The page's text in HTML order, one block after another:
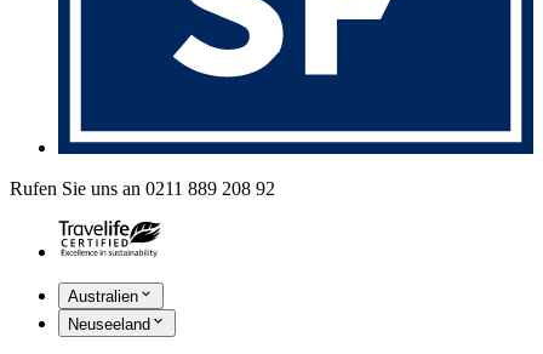
Rufen Sie uns an 0211 889 208 92
Australien
Neuseeland